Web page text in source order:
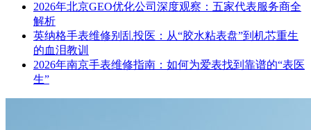
2026年北京GEO优化公司深度观察：五家代表服务商全
解析
英纳格手表维修别乱投医：从“胶水粘表盘”到机芯重生
的血泪教训
2026年南京手表维修指南：如何为爱表找到靠谱的“表医
生”